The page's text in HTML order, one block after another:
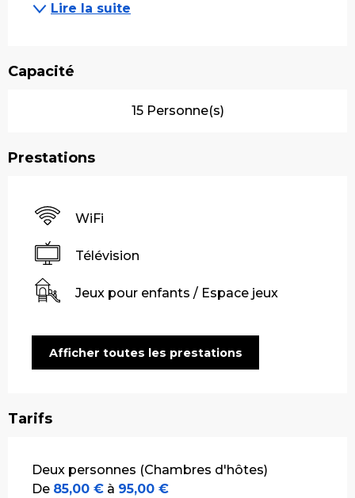
Lire la suite
Capacité
15 Personne(s)
Prestations
WiFi
Télévision
Jeux pour enfants / Espace jeux
Afficher toutes les prestations
Tarifs
Tarifs 2026
Deux personnes (Chambres d'hôtes)
De 85,00 € à 95,00 €